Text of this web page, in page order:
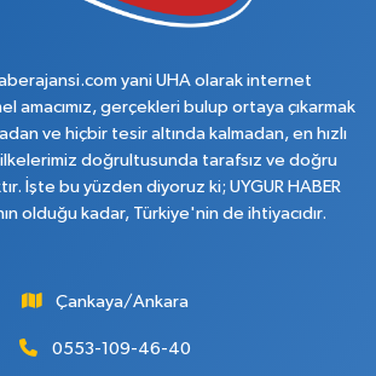
yani UHA olarak internet
amacımız, gerçekleri bulup ortaya çıkarmak
ve hiçbir tesir altında kalmadan, en hızlı
ilkelerimiz doğrultusunda tarafsız ve doğru
İşte bu yüzden diyoruz ki; UYGUR HABER
olduğu kadar, Türkiye'nin de ihtiyacıdır.
Çankaya/Ankara
0553-109-46-40